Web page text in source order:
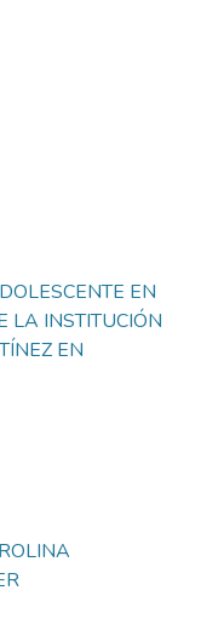
EN
LA INSTITUCIÓN
EN